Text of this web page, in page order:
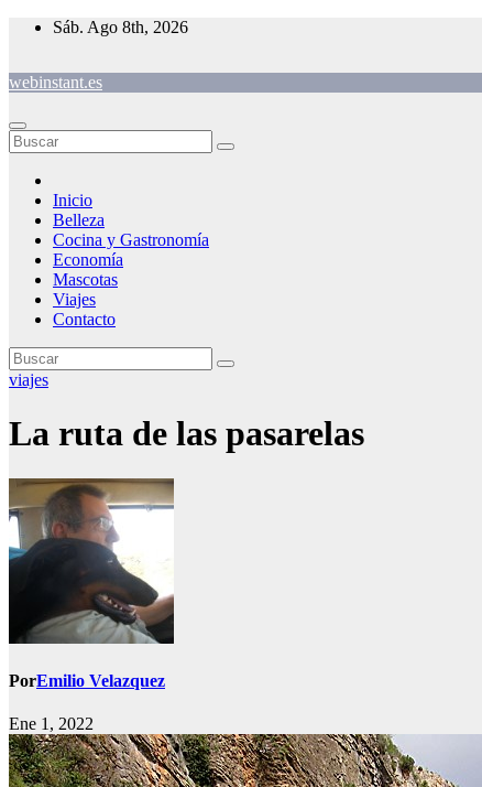
Saltar
Sáb. Ago 8th, 2026
webinstant.es
Inicio
Belleza
Cocina y Gastronomía
Economía
Mascotas
Viajes
Contacto
viajes
La ruta de las pasarelas
PorEmilio Velazquez
Ene 1, 2022